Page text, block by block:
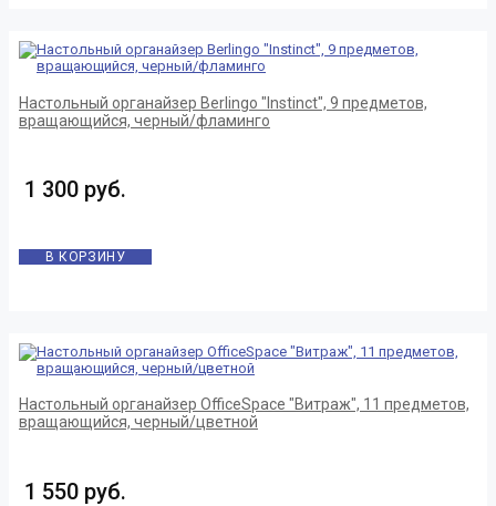
Настольный органайзер Berlingo "Instinct", 9 предметов,
вращающийся, черный/фламинго
1 300 руб.
В КОРЗИНУ
Настольный органайзер OfficeSpace "Витраж", 11 предметов,
вращающийся, черный/цветной
1 550 руб.